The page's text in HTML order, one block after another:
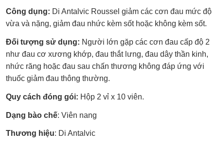
Được
xếp
hạng
5
sao
Công dụng: Di Antalvic Roussel giảm các cơn đau mức độ
vừa và nặng, giảm đau nhức kèm sốt hoặc không kèm sốt.
Đối tượng sử dụng: Người lớn gặp các cơn đau cấp độ 2
như đau cơ xương khớp, đau thắt lưng, đau dây thần kinh,
nhức răng hoặc đau sau chấn thương không đáp ứng với
thuốc giảm đau thông thường.
Quy cách đóng gói: Hộp 2 vỉ x 10 viên.
Dạng bào chế: Viên nang
Thương hiệu: Di Antalvic